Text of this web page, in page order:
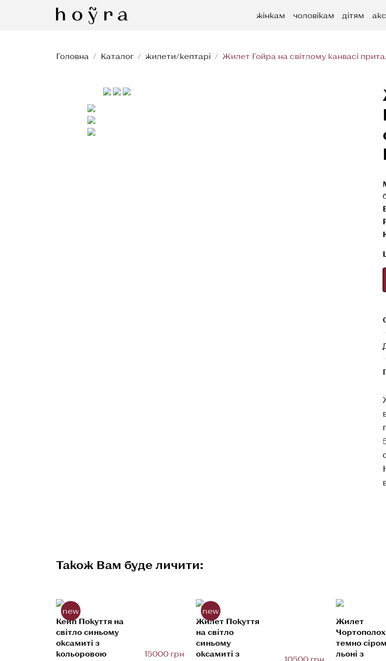
жінкам чоловікам дітям
Головна Каталог жилети/кептарі Жилет Гойра на світлому канвасі
Також Вам буде личити:
Кейп Покуття на
світло синьому
оксамиті з
кольоровою
15000 грн
new
Жилет Покуття
на світло
синьому
оксамиті з
10500 грн
new
Жилет
темно
льоні з